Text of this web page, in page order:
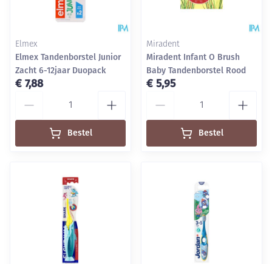
Elmex
Elmex Tandenborstel Junior
Zacht 6-12jaar Duopack
€ 7,88
Bestel
Miradent
Miradent Infant O Brush
Baby Tandenborstel Rood
€ 5,95
Bestel